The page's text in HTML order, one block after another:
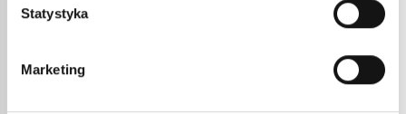
Statystyka
Marketing